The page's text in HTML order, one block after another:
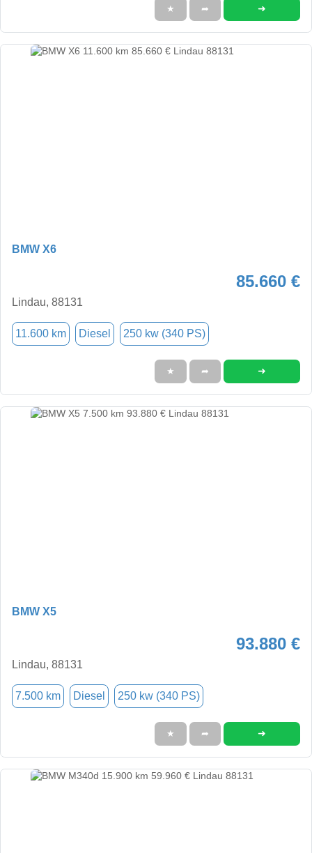
★ ➦ ➜
BMW X6
85.660 €
Lindau, 88131
11.600 km Diesel 250 kw (340 PS)
★ ➦ ➜
BMW X5
93.880 €
Lindau, 88131
7.500 km Diesel 250 kw (340 PS)
★ ➦ ➜